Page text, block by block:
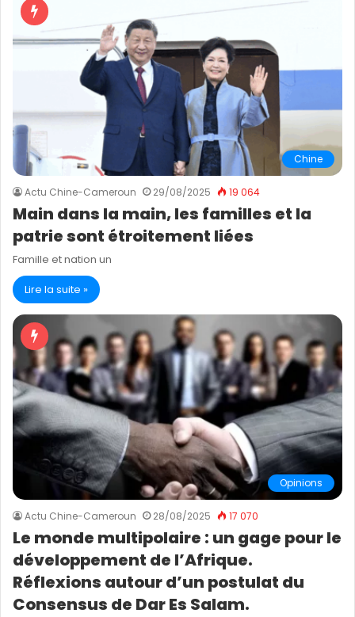
Chine
Actu Chine-Cameroun 29/08/2025 19 064
Main dans la main, les familles et la
patrie sont étroitement liées
Famille et nation un
Lire la suite »
Opinions
Actu Chine-Cameroun 28/08/2025 17 070
Le monde multipolaire : un gage pour le
développement de l’Afrique.
Réflexions autour d’un postulat du
Consensus de Dar Es Salam.